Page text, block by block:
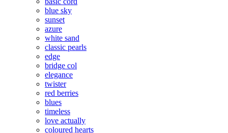
blue sky
sunset
azure
white sand
classic pearls
edge
bridge col
elegance
twister
red berries
blues
timeless
love actually
coloured hearts